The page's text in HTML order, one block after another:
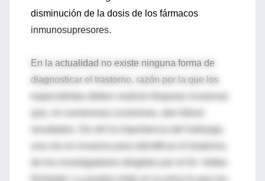
disminución de la dosis de los fármacos
inmunosupresores.
En la actualidad no existe ninguna forma de
diagnosticar el trastorno, razón por la que los
resultados. De ahí la importancia del hallazgo,
de los investigadores dirigidos por el Dr. Volker